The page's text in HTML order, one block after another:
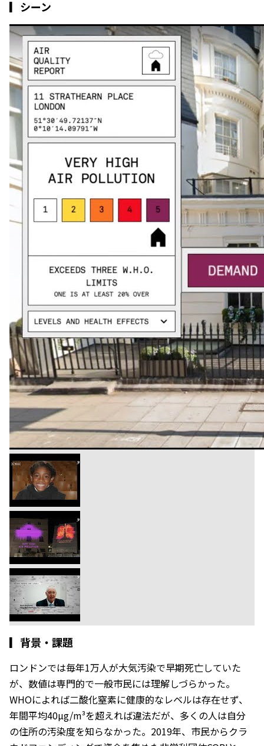
▎シーン
▎ 背景・課題
ロンドンでは毎年1万人が大気汚染で早期死亡していた
が、数値は専門的で一般市民には理解しづらかった。
WHOによれば二酸化窒素に健康的なレベルは存在せず、
年間平均40µg/m³を超えれば違法だが、多くの人は自分
の住所の汚染度を知らなかった。2019年、市民からクラ